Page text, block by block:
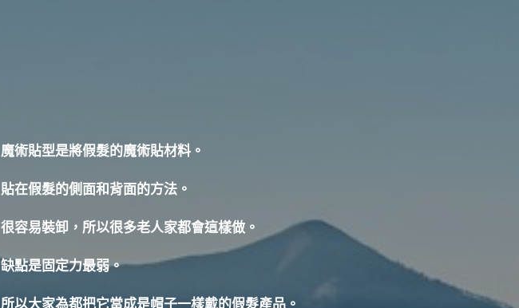
魔術貼型是將假髮的魔術貼材料。
貼在假髮的側面和背面的方法。
很容易裝卸，所以很多老人家都會這樣做。
缺點是固定力最弱。
所以大家為都把它當成是帽子一樣戴的假髮產品。